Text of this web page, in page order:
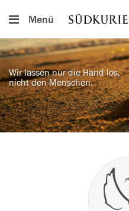
Menü
Wir lassen nur die Hand los,
nicht den Menschen.